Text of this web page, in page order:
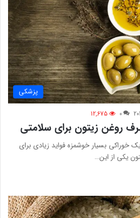
پزشکی
0
12,675
روغن زیتون برای سلامتی
خوراکی بسیار خوشمزه فواید زیادی برای
یکی از این…